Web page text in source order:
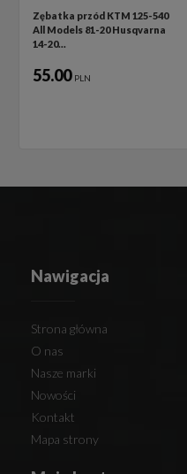
Zębatka przód KTM 125-540
All Models 81-20 Husqvarna
14-20…
55.00 PLN
Nawigacja
Strona główna
O nas
Nasze marki
Nowości
Kontakt
Mapa strony